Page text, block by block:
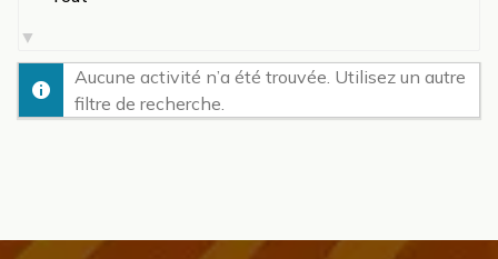
par
activité:
Aucune activité n’a été trouvée. Utilisez un autre
filtre de recherche.